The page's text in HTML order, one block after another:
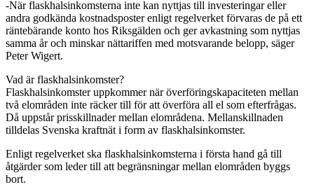
-När flaskhalsinkomsterna inte kan nyttjas till investeringar eller
andra godkända kostnadsposter enligt regelverket förvaras de på ett
räntebärande konto hos Riksgälden och ger avkastning som nyttjas
samma år och minskar nättariffen med motsvarande belopp, säger
Peter Wigert.
Vad är flaskhalsinkomster?
Flaskhalsinkomster uppkommer när överföringskapaciteten mellan
två elområden inte räcker till för att överföra all el som efterfrågas.
Då uppstår prisskillnader mellan elområdena. Mellanskillnaden
tilldelas Svenska kraftnät i form av flaskhalsinkomster.
Enligt regelverket ska flaskhalsinkomsterna i första hand gå till
åtgärder som leder till att begränsningar mellan elområden byggs
bort.